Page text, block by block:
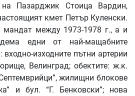
Пазарджик Стоица Вардин,
кмет Петър Куленски.
мандат между 1973-1978 г., а и
едни от най-мащабните
входно-изходните пътни артерии
Велинград; обектите: ж.к.
жилищни блокове
и бул. “Г. Бенковски”; нова